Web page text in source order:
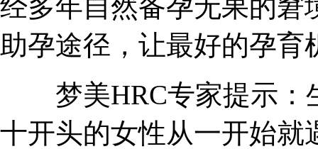
经多年自然备孕无果的窘
助孕途径，让最好的孕育
梦美HRC专家提示：
十开头的女性从一开始就